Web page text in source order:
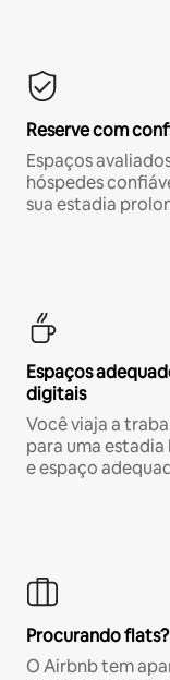
Reserve com
Espaços
hóspedes
sua estadia
Espaços
digitais
Você viaja a
para uma
e espaço
Procurando flats?
O Airbnb tem